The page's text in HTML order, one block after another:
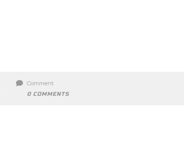
Comment
0 COMMENTS